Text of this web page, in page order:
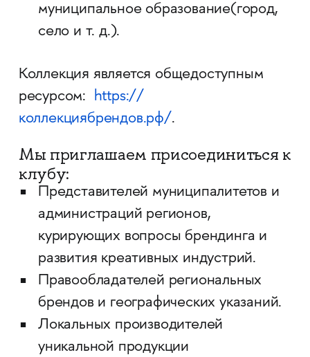
муниципальное образование(город,
село и т. д.).
Коллекция является общедоступным
ресурсом: https://
коллекциябрендов.рф/.
Мы приглашаем присоединиться к
клубу:
Представителей муниципалитетов и
администраций регионов,
курирующих вопросы брендинга и
развития креативных индустрий.
Правообладателей региональных
брендов и географических указаний.
Локальных производителей
уникальной продукции